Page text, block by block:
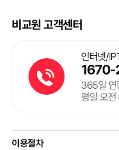
비교원 고객센터
이용절차